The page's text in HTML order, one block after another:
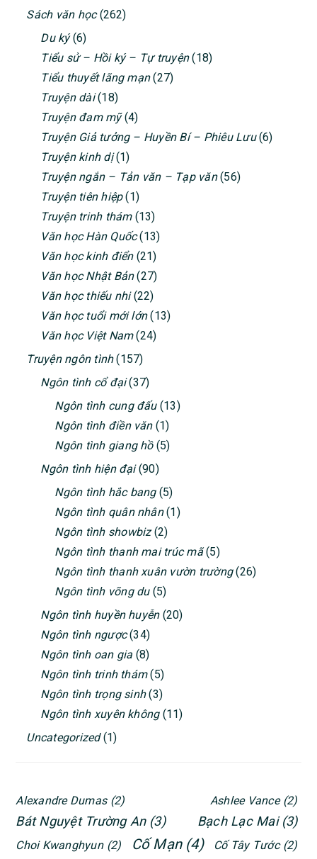
Sách văn học(262)
Du ký(6)
Tiểu sử – Hồi ký – Tự truyện(18)
Tiểu thuyết lãng mạn(27)
Truyện dài(18)
Truyện đam mỹ(4)
Truyện Giả tưởng – Huyền Bí – Phiêu Lưu(6)
Truyện kinh dị(1)
Truyện ngắn – Tản văn – Tạp văn(56)
Truyện tiên hiệp(1)
Truyện trinh thám(13)
Văn học Hàn Quốc(13)
Văn học kinh điển(21)
Văn học Nhật Bản(27)
Văn học thiếu nhi(22)
Văn học tuổi mới lớn(13)
Văn học Việt Nam(24)
Truyện ngôn tình(157)
Ngôn tình cổ đại(37)
Ngôn tình cung đấu(13)
Ngôn tình điền văn(1)
Ngôn tình giang hồ(5)
Ngôn tình hiện đại(90)
Ngôn tình hắc bang(5)
Ngôn tình quân nhân(1)
Ngôn tình showbiz(2)
Ngôn tình thanh mai trúc mã(5)
Ngôn tình thanh xuân vườn trường(26)
Ngôn tình võng du(5)
Ngôn tình huyền huyễn(20)
Ngôn tình ngược(34)
Ngôn tình oan gia (8)
Ngôn tình trinh thám(5)
Ngôn tình trọng sinh(3)
Ngôn tình xuyên không(11)
Uncategorized(1)
Alexandre Dumas (2) Ashlee Vance (2)
Bát Nguyệt Trường An (3) Bạch Lạc Mai (3)
Choi Kwanghyun (2) Cố Mạn (4) Cố Tây Tước (2)